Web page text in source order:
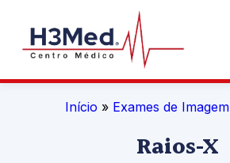
Início » Exames de Imagem
Raios-X